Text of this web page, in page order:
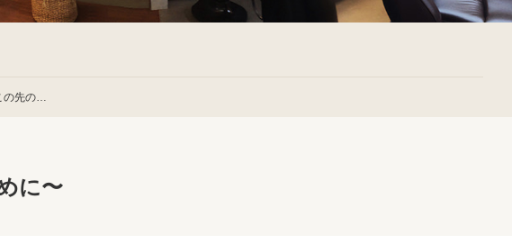
ために〜
に〜